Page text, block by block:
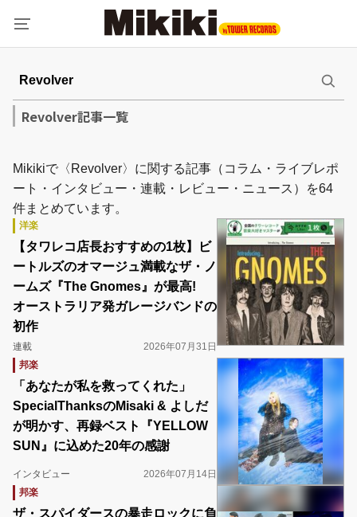
Revolver記事一覧
Mikikiで〈Revolver〉に関する記事（コラム・ライブレポ
ート・インタビュー・連載・レビュー・ニュース）を64
件まとめています。
洋楽
【タワレコ店長おすすめの1枚】ビ
ートルズのオマージュ満載なザ・ノ
ームズ『The Gnomes』が最高!
オーストラリア発ガレージバンドの
初作
連載
2026年07月31日
邦楽
「あなたが私を救ってくれた」
SpecialThanksのMisaki & よしだ
が明かす、再録ベスト『YELLOW
SUN』に込めた20年の感謝
インタビュー
2026年07月14日
邦楽
ザ・スパイダースの暴走ロックに負